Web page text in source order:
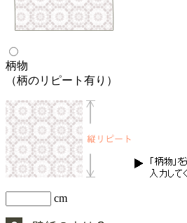
柄物
（柄のリピート有り）
cm